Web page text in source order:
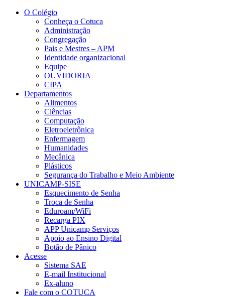
Conteúdo principal
O Colégio
Conheça o Cotuca
Administração
Congregação
Pais e Mestres – APM
Identidade organizacional
Equipe
OUVIDORIA
CIPA
Departamentos
Alimentos
Ciências
Computação
Eletroeletrônica
Enfermagem
Humanidades
Mecânica
Plásticos
Segurança do Trabalho e Meio Ambiente
UNICAMP-SISE
Esquecimento de Senha
Troca de Senha
Eduroam/WiFi
Recarga PIX
APP Unicamp Serviços
Apoio ao Ensino Digital
Botão de Pânico
Acesse
Sistema SAE
E-mail Institucional
Ex-aluno
Fale com o COTUCA